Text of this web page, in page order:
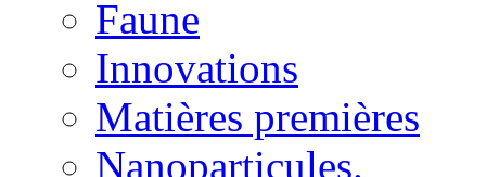
Faune
Innovations
Matières premières
Nanoparticules.